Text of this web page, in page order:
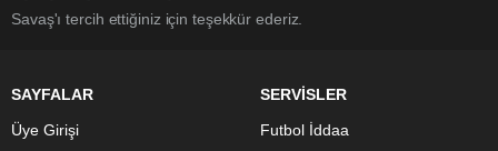
Savaş'ı tercih ettiğiniz için teşekkür ederiz.
SAYFALAR
Üye Girişi
SERVİSLER
Futbol İddaa